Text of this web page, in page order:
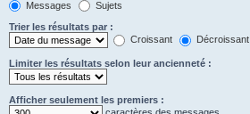
Messages
Sujets
Trier les résultats par :
Croissant
Décroissant
Limiter les résultats selon leur ancienneté :
Afficher seulement les premiers :